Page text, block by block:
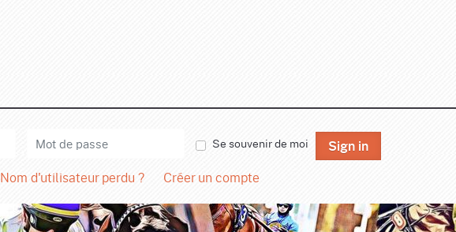
Se souvenir de moi Sign in
Nom d'utilisateur perdu ? Créer un compte